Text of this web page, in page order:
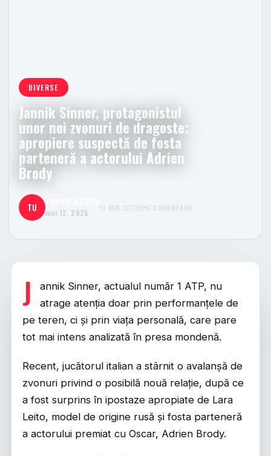
DIVERSE
Jannik Sinner, protagonistul
unor noi zvonuri de dragoste:
apropiere suspectă de fosta
parteneră a actorului Adrien
Brody
TU mai 12, 2025 3 MIN CITIRE 0 COMENTARII
J
annik Sinner, actualul număr 1 ATP, nu
atrage atenția doar prin performanțele de
pe teren, ci și prin viața personală, care pare
tot mai intens analizată în presa mondenă.
Recent, jucătorul italian a stârnit o avalanșă de
zvonuri privind o posibilă nouă relație, după ce
a fost surprins în ipostaze apropiate de Lara
Leito, model de origine rusă și fosta parteneră
a actorului premiat cu Oscar, Adrien Brody.